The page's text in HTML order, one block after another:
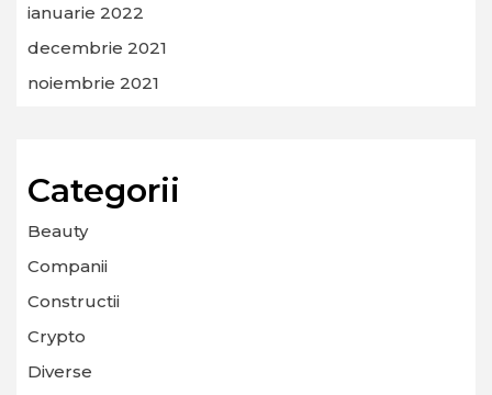
ianuarie 2022
decembrie 2021
noiembrie 2021
Categorii
Beauty
Companii
Constructii
Crypto
Diverse